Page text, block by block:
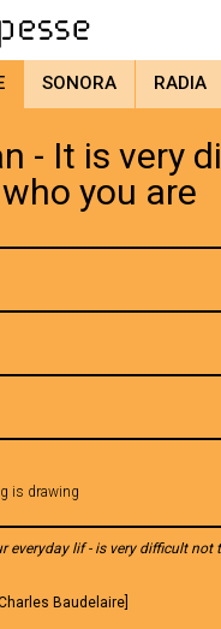
SONORA RADIA
- It is very
you are
is drawing
everyday lif - is very difficult not
Baudelaire]